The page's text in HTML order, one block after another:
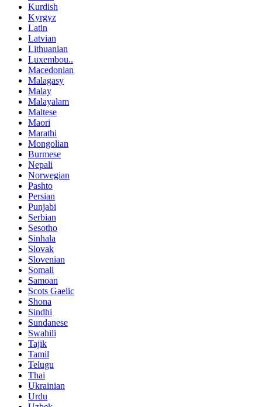
Kurdish
Kyrgyz
Latin
Latvian
Lithuanian
Luxembou..
Macedonian
Malagasy
Malay
Malayalam
Maltese
Maori
Marathi
Mongolian
Burmese
Nepali
Norwegian
Pashto
Persian
Punjabi
Serbian
Sesotho
Sinhala
Slovak
Slovenian
Somali
Samoan
Scots Gaelic
Shona
Sindhi
Sundanese
Swahili
Tajik
Tamil
Telugu
Thai
Ukrainian
Urdu